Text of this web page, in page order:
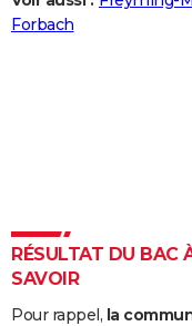
Destinations
City break
Voyage nature
Voyage de noces
Forum
Climat
+
PHOTO
Dictionnaire
Biographies
Citations
Expressions
Proverbes
PROGRAMME TV
Forbach
RÉSULTAT DU BAC
SAVOIR
Pour rappel, la